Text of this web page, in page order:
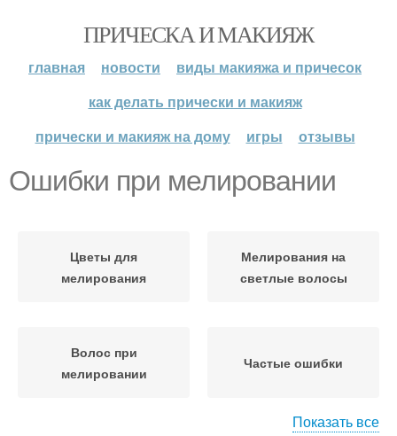
ПРИЧЕСКА И МАКИЯЖ
главная новости
виды макияжа и причесок
как делать прически и макияж
прически и макияж на дому
игры отзывы
Ошибки при мелировании
Цветы для
мелирования
Мелирования на
светлые волосы
Волос при
мелировании
Частые ошибки
Показать все